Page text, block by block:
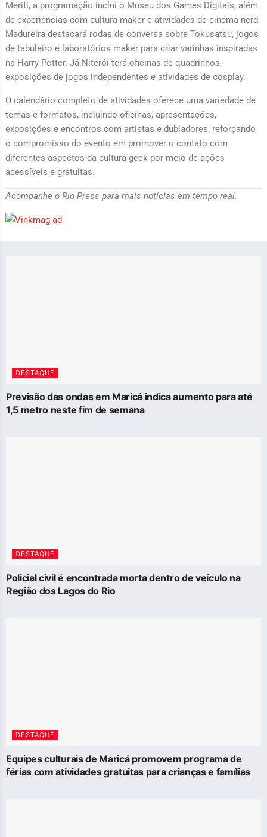
Meriti, a programação inclui o Museu dos Games Digitais, além
de experiências com cultura maker e atividades de cinema nerd.
Madureira destacará rodas de conversa sobre Tokusatsu, jogos
de tabuleiro e laboratórios maker para criar varinhas inspiradas
na Harry Potter. Já Niterói terá oficinas de quadrinhos,
exposições de jogos independentes e atividades de cosplay.
O calendário completo de atividades oferece uma variedade de
temas e formatos, incluindo oficinas, apresentações,
exposições e encontros com artistas e dubladores, reforçando
o compromisso do evento em promover o contato com
diferentes aspectos da cultura geek por meio de ações
acessíveis e gratuitas.
Acompanhe o Rio Press para mais notícias em tempo real.
DESTAQUE
Previsão das ondas em Maricá indica aumento para até
1,5 metro neste fim de semana
DESTAQUE
Policial civil é encontrada morta dentro de veículo na
Região dos Lagos do Rio
DESTAQUE
Equipes culturais de Maricá promovem programa de
férias com atividades gratuitas para crianças e famílias